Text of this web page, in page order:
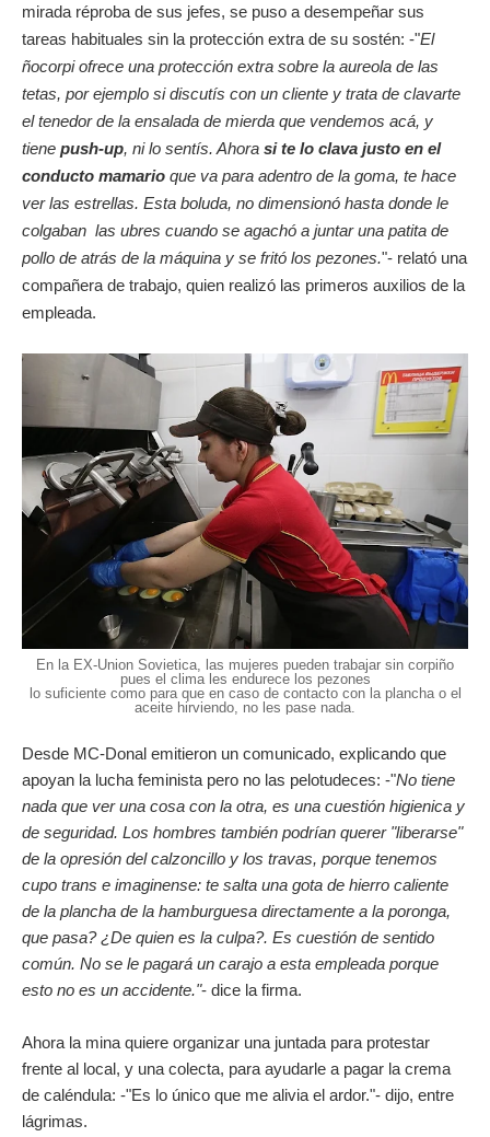
mirada réproba de sus jefes, se puso a desempeñar sus
tareas habituales sin la protección extra de su sostén: -"El
ñocorpi ofrece una protección extra sobre la aureola de las
tetas, por ejemplo si discutís con un cliente y trata de clavarte
el tenedor de la ensalada de mierda que vendemos acá, y
tiene push-up, ni lo sentís. Ahora si te lo clava justo en el
conducto mamario que va para adentro de la goma, te hace
ver las estrellas. Esta boluda, no dimensionó hasta donde le
colgaban las ubres cuando se agachó a juntar una patita de
pollo de atrás de la máquina y se fritó los pezones."- relató una
compañera de trabajo, quien realizó las primeros auxilios de la
empleada.
En la EX-Union Sovietica, las mujeres pueden trabajar sin corpiño
pues el clima les endurece los pezones
lo suficiente como para que en caso de contacto con la plancha o el
aceite hirviendo, no les pase nada.
Desde MC-Donal emitieron un comunicado, explicando que
apoyan la lucha feminista pero no las pelotudeces: -"No tiene
nada que ver una cosa con la otra, es una cuestión higienica y
de seguridad. Los hombres también podrían querer "liberarse"
de la opresión del calzoncillo y los travas, porque tenemos
cupo trans e imaginense: te salta una gota de hierro caliente
de la plancha de la hamburguesa directamente a la poronga,
que pasa? ¿De quien es la culpa?. Es cuestión de sentido
común. No se le pagará un carajo a esta empleada porque
esto no es un accidente."- dice la firma.
Ahora la mina quiere organizar una juntada para protestar
frente al local, y una colecta, para ayudarle a pagar la crema
de caléndula: -"Es lo único que me alivia el ardor."- dijo, entre
lágrimas.